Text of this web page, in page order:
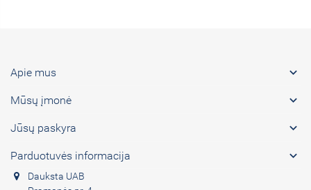
Apie mus 
Mūsų įmonė 
Jūsų paskyra 
Parduotuvės informacija 
Dauksta UAB